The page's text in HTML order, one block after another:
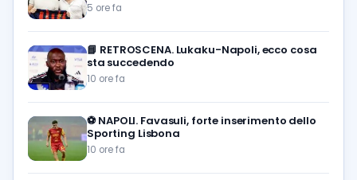
5 ore fa
📘 RETROSCENA. Lukaku-Napoli, ecco cosa
sta succedendo
10 ore fa
⚽️ NAPOLI. Favasuli, forte inserimento dello
Sporting Lisbona
10 ore fa